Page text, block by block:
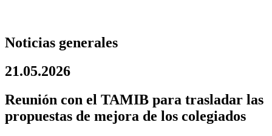
Noticias generales
21.05.2026
Reunión con el TAMIB para trasladar las
propuestas de mejora de los colegiados